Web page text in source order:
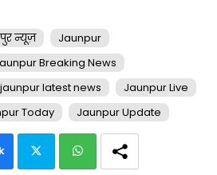
न्यूज़
Jaunpur
Breaking News
jaunpur latest news
Jaunpur Live
Today Jaunpur Update